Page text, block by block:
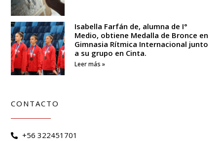
Isabella Farfán de, alumna de I°
Medio, obtiene Medalla de Bronce en
Gimnasia Rítmica Internacional junto
a su grupo en Cinta.
Leer más »
CONTACTO
+56 322451701